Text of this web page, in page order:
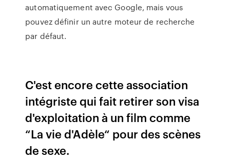
automatiquement avec Google, mais vous
pouvez définir un autre moteur de recherche
par défaut.
C'est encore cette association
intégriste qui fait retirer son visa
d'exploitation à un film comme
“La vie d'Adèle“ pour des scènes
de sexe.